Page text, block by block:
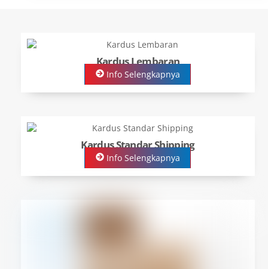
Kardus Lembaran
Info Selengkapnya
Kardus Standar Shipping
Info Selengkapnya